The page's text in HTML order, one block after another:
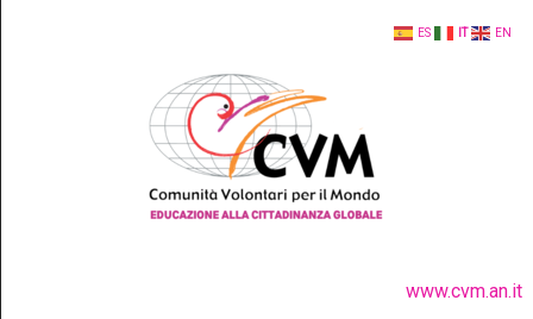
www.cvm.an.it
EN
IT
ES